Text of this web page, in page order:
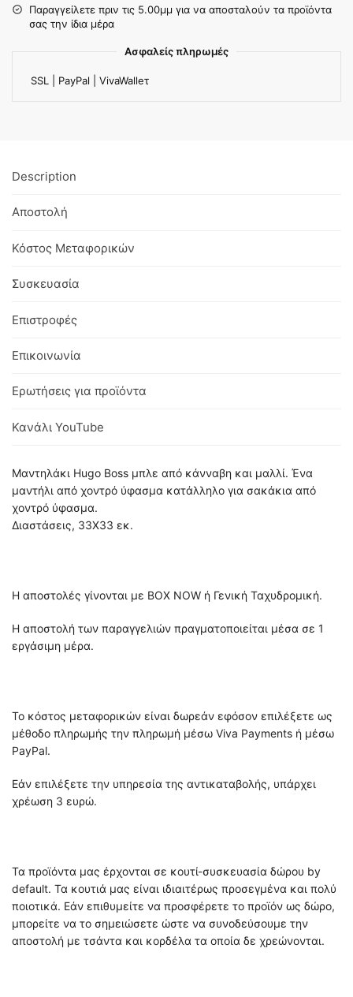
Παραγγείλετε πριν τις 5.00μμ για να αποσταλούν τα προϊόντα
σας την ίδια μέρα
Ασφαλείς πληρωμές
SSL | PayPal | VivaWalleτ
Description
Αποστολή
Κόστος Μεταφορικών
Συσκευασία
Επιστροφές
Επικοινωνία
Ερωτήσεις για προϊόντα
Κανάλι YouTube
Μαντηλάκι Hugo Boss μπλε από κάνναβη και μαλλί. Ένα
μαντήλι από χοντρό ύφασμα κατάλληλο για σακάκια από
χοντρό ύφασμα.
Διαστάσεις, 33X33 εκ.
Η αποστολές γίνονται με BOX NOW ή Γενική Ταχυδρομική.
Η αποστολή των παραγγελιών πραγματοποιείται μέσα σε 1
εργάσιμη μέρα.
Το κόστος μεταφορικών είναι δωρεάν εφόσον επιλέξετε ως
μέθοδο πληρωμής την πληρωμή μέσω Viva Payments ή μέσω
PayPal.
Εάν επιλέξετε την υπηρεσία της αντικαταβολής, υπάρχει
χρέωση 3 ευρώ.
Τα προϊόντα μας έρχονται σε κουτί-συσκευασία δώρου by
default. Τα κουτιά μας είναι ιδιαιτέρως προσεγμένα και πολύ
ποιοτικά. Εάν επιθυμείτε να προσφέρετε το προϊόν ως δώρο,
μπορείτε να το σημειώσετε ώστε να συνοδεύσουμε την
αποστολή με τσάντα και κορδέλα τα οποία δε χρεώνονται.